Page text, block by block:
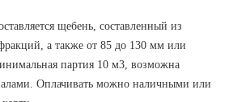
щебень, составленный из
а также от 85 до 130 мм или
партия 10 м3, возможна
Оплачивать можно наличными или